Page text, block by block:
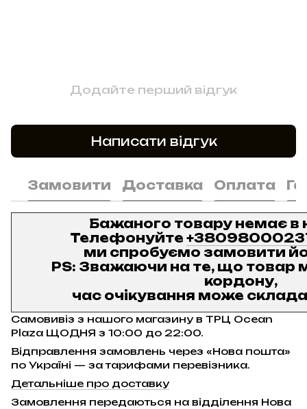
Додайте перший відгук
Написати відгук
Замовити Доставка Оплата
Бажаного товару немає в
Телефонуйте
ми спробуємо замовити
PS: Зважаючи на те, що товар
кордону,
час очікування може
Самовивіз з нашого магазину в ТРЦ Ocean
Plaza ЩОДНЯ з 10:00 до 22:00.
Відправлення замовлень через «Нова пошта»
по Україні — за тарифами перевізника.
Детальніше про доставку
Замовлення передаються на відділення Нова